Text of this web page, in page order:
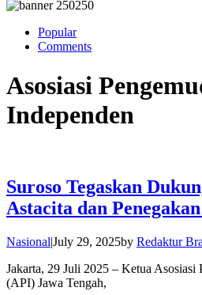
Popular
Comments
Asosiasi
Independen
Suroso Tegaskan
Astacita dan
Nasional|July 29, 2025by Redaktur
Jakarta, 29 Juli 2025 – Ketua Asosiasi
(API) Jawa Tengah,